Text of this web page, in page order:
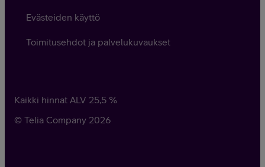
Evästeiden käyttö
Toimitusehdot ja palvelukuvaukset
Kaikki hinnat ALV 25,5 %
© Telia Company 2026